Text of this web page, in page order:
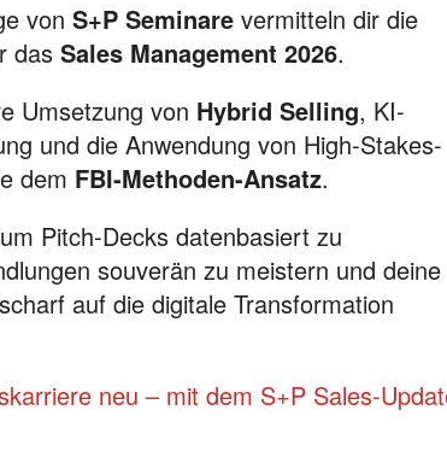
von S+P Seminare vermitteln dir die
das Sales Management 2026.
Umsetzung von Hybrid Selling, KI-
und die Anwendung von High-Stakes-
dem FBI-Methoden-Ansatz.
Pitch-Decks datenbasiert zu
souverän zu meistern und deine
auf die digitale Transformation
neu – mit dem S+P Sales-